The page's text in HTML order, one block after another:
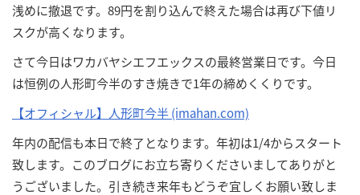
浅めに撤退です。89円を割り込んで終えた場合は再び下値リ
スクが高くなります。
さて今日はワカバヤシエフエックスの最終営業日です。今日
は恒例の人形町今半のすき焼きで1年の締めくくりです。
【オフィシャル】人形町今半 (imahan.com)
年内の配信も本日で終了となります。年初は1/4からスタート
致します。このブログにお立ち寄りくださいましてありがと
うございました。引き続き来年もどうぞ宜しくお願い致しま